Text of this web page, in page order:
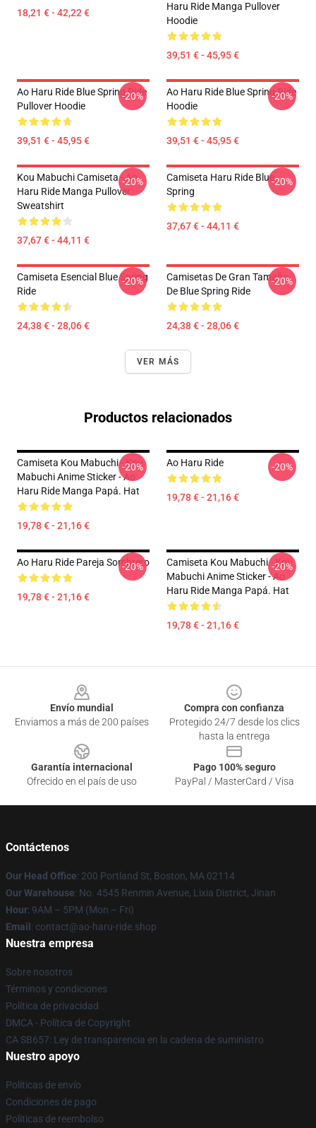
18,21 € - 42,22 €
Haru Ride Manga Pullover
Hoodie
39,51 € - 45,95 €
Ao Haru Ride Blue Spring Ride
Pullover Hoodie
39,51 € - 45,95 €
-20%
Ao Haru Ride Blue Spring Ride
Hoodie
39,51 € - 45,95 €
-20%
Kou Mabuchi Camiseta - Ao
Haru Ride Manga Pullover
Sweatshirt
37,67 € - 44,11 €
-20%
Camiseta Haru Ride Blue
Spring
37,67 € - 44,11 €
-20%
Camiseta Esencial Blue Spring
Ride
24,38 € - 28,06 €
-20%
Camisetas De Gran Tamaño
De Blue Spring Ride
24,38 € - 28,06 €
-20%
VER MÁS
Productos relacionados
Camiseta Kou Mabuchi - Kou
Mabuchi Anime Sticker - Ao
Haru Ride Manga Papá. Hat
19,78 € - 21,16 €
-20% Ao Haru Ride
19,78 € - 21,16 €
-20%
Ao Haru Ride Pareja Sombrero
19,78 € - 21,16 €
-20%
Camiseta Kou Mabuchi - Kou
Mabuchi Anime Sticker - Ao
Haru Ride Manga Papá. Hat
19,78 € - 21,16 €
-20%
Envío mundial
Enviamos a más de 200 países
Compra con confianza
Protegido 24/7 desde los clics
hasta la entrega
Garantía internacional
Ofrecido en el país de uso
Pago 100% seguro
PayPal / MasterCard / Visa
Contáctenos
Our Head Office: 200 Portland St, Boston, MA 02114
Our Warehouse: No. 4545 Renmin Avenue, Lixia District, Jinan
Hour: 9AM – 5PM (Mon – Fri)
Email : contact@ao-haru-ride.shop
Nuestra empresa
Sobre nosotros
Términos y condiciones
Política de privacidad
DMCA - Política de Copyright
CA SB657: Ley de transparencia en la cadena de suministro
Nuestro apoyo
Políticas de envío
Condiciones de pago
Políticas de reembolso